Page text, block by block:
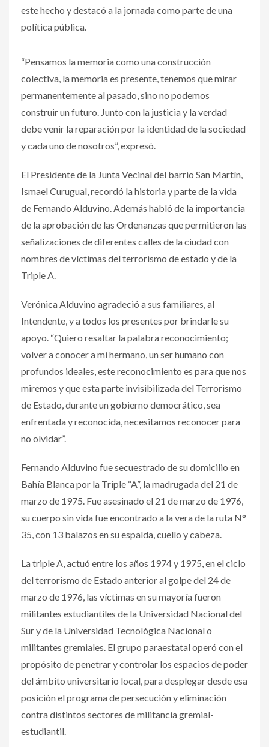
este hecho y destacó a la jornada como parte de una
política pública.
“Pensamos la memoria como una construcción
colectiva, la memoria es presente, tenemos que mirar
permanentemente al pasado, sino no podemos
construir un futuro. Junto con la justicia y la verdad
debe venir la reparación por la identidad de la sociedad
y cada uno de nosotros”, expresó.
El Presidente de la Junta Vecinal del barrio San Martín,
Ismael Curugual, recordó la historia y parte de la vida
de Fernando Alduvino. Además habló de la importancia
de la aprobación de las Ordenanzas que permitieron las
señalizaciones de diferentes calles de la ciudad con
nombres de víctimas del terrorismo de estado y de la
Triple A.
Verónica Alduvino agradeció a sus familiares, al
Intendente, y a todos los presentes por brindarle su
apoyo. “Quiero resaltar la palabra reconocimiento;
volver a conocer a mi hermano, un ser humano con
profundos ideales, este reconocimiento es para que nos
miremos y que esta parte invisibilizada del Terrorismo
de Estado, durante un gobierno democrático, sea
enfrentada y reconocida, necesitamos reconocer para
no olvidar”.
Fernando Alduvino fue secuestrado de su domicilio en
Bahía Blanca por la Triple “A”, la madrugada del 21 de
marzo de 1975. Fue asesinado el 21 de marzo de 1976,
su cuerpo sin vida fue encontrado a la vera de la ruta N°
35, con 13 balazos en su espalda, cuello y cabeza.
La triple A, actuó entre los años 1974 y 1975, en el ciclo
del terrorismo de Estado anterior al golpe del 24 de
marzo de 1976, las víctimas en su mayoría fueron
militantes estudiantiles de la Universidad Nacional del
Sur y de la Universidad Tecnológica Nacional o
militantes gremiales. El grupo paraestatal operó con el
propósito de penetrar y controlar los espacios de poder
del ámbito universitario local, para desplegar desde esa
posición el programa de persecución y eliminación
contra distintos sectores de militancia gremial-
estudiantil.